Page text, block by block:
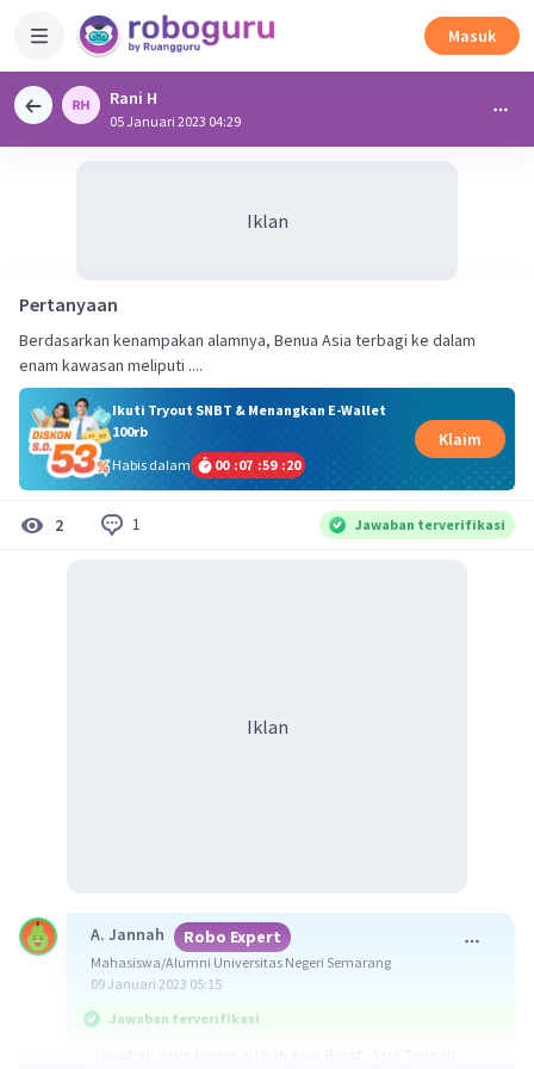
Masuk
Rani H
05 Januari 2023 04:29
Iklan
Pertanyaan
Berdasarkan kenampakan alamnya, Benua Asia terbagi ke dalam
enam kawasan meliputi ....
Ikuti Tryout SNBT & Menangkan E-Wallet
100rb
Habis dalam
00 :07 :59 :20
Klaim
2 1 Jawaban terverifikasi
Iklan
A. Jannah Robo Expert
Mahasiswa/Alumni Universitas Negeri Semarang
09 Januari 2023 05:15
Jawaban terverifikasi